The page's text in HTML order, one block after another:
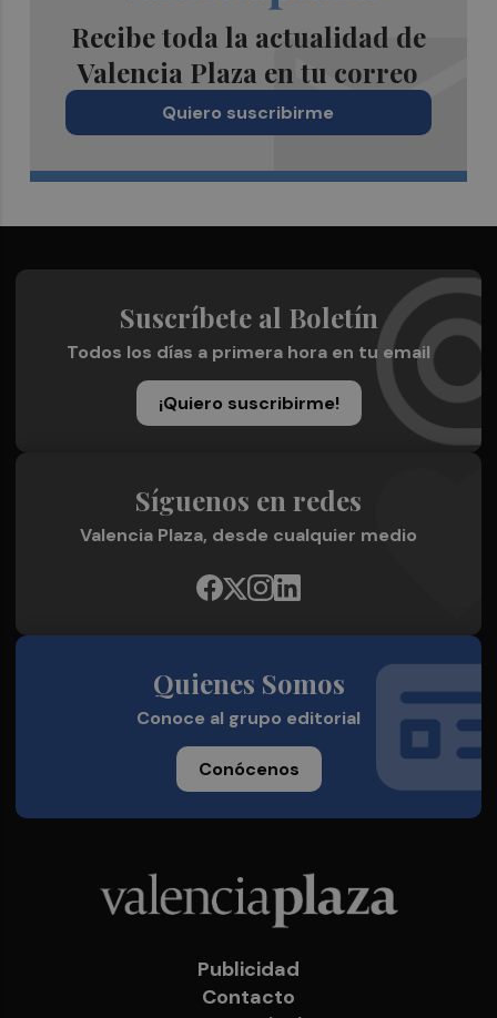
Recibe toda la actualidad de
Valencia Plaza en tu correo
Quiero suscribirme
Suscríbete al Boletín
Todos los días a primera hora en tu email
¡Quiero suscribirme!
Síguenos en redes
Valencia Plaza, desde cualquier medio
Quienes Somos
Conoce al grupo editorial
Conócenos
Publicidad
Contacto